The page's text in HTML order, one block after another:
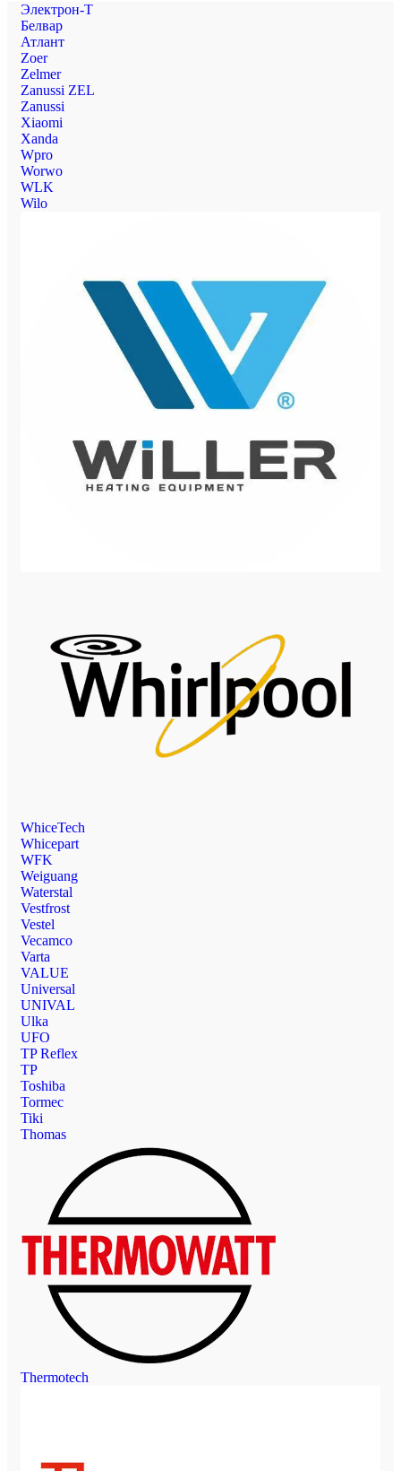
Электрон-Т
Белвар
Атлант
Zoer
Zelmer
Zanussi ZEL
Zanussi
Xiaomi
Xanda
Wpro
Worwo
WLK
Wilo
WhiceTech
Whicepart
WFK
Weiguang
Waterstal
Vestfrost
Vestel
Vecamco
Varta
VALUE
Universal
UNIVAL
Ulka
UFO
TP Reflex
TP
Toshiba
Tormec
Tiki
Thomas
Thermotech